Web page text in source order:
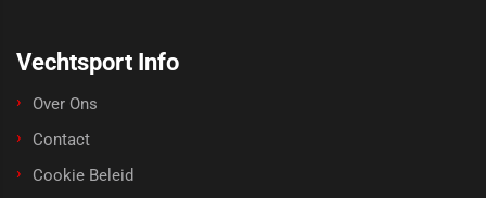
Vechtsport Info
Over Ons
Contact
Cookie Beleid